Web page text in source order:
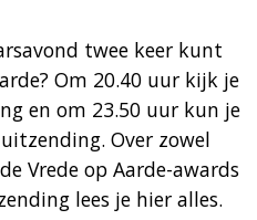
twee keer kunt
Om 20.40 uur kijk je
en om 23.50 uur kun je
Over zowel
Vrede op Aarde-awards
lees je hier alles.